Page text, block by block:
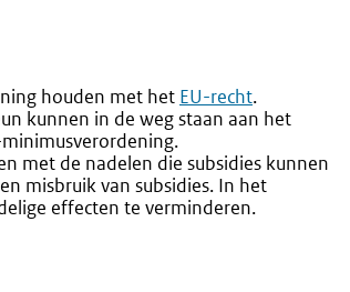
houden met het EU-recht.
kunnen in de weg staan aan het
met de nadelen die subsidies kunnen
misbruik van subsidies. In het
effecten te verminderen.